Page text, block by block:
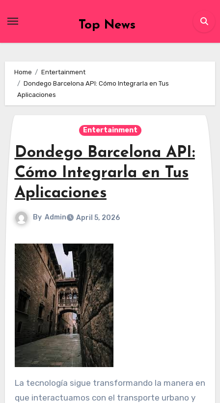
Top News
Home
Entertainment
Dondego Barcelona API: Cómo Integrarla en Tus
Aplicaciones
Entertainment
Dondego Barcelona API:
Cómo Integrarla en Tus
Aplicaciones
By Admin April 5, 2026
La tecnología sigue transformando la manera en
que interactuamos con el transporte urbano y